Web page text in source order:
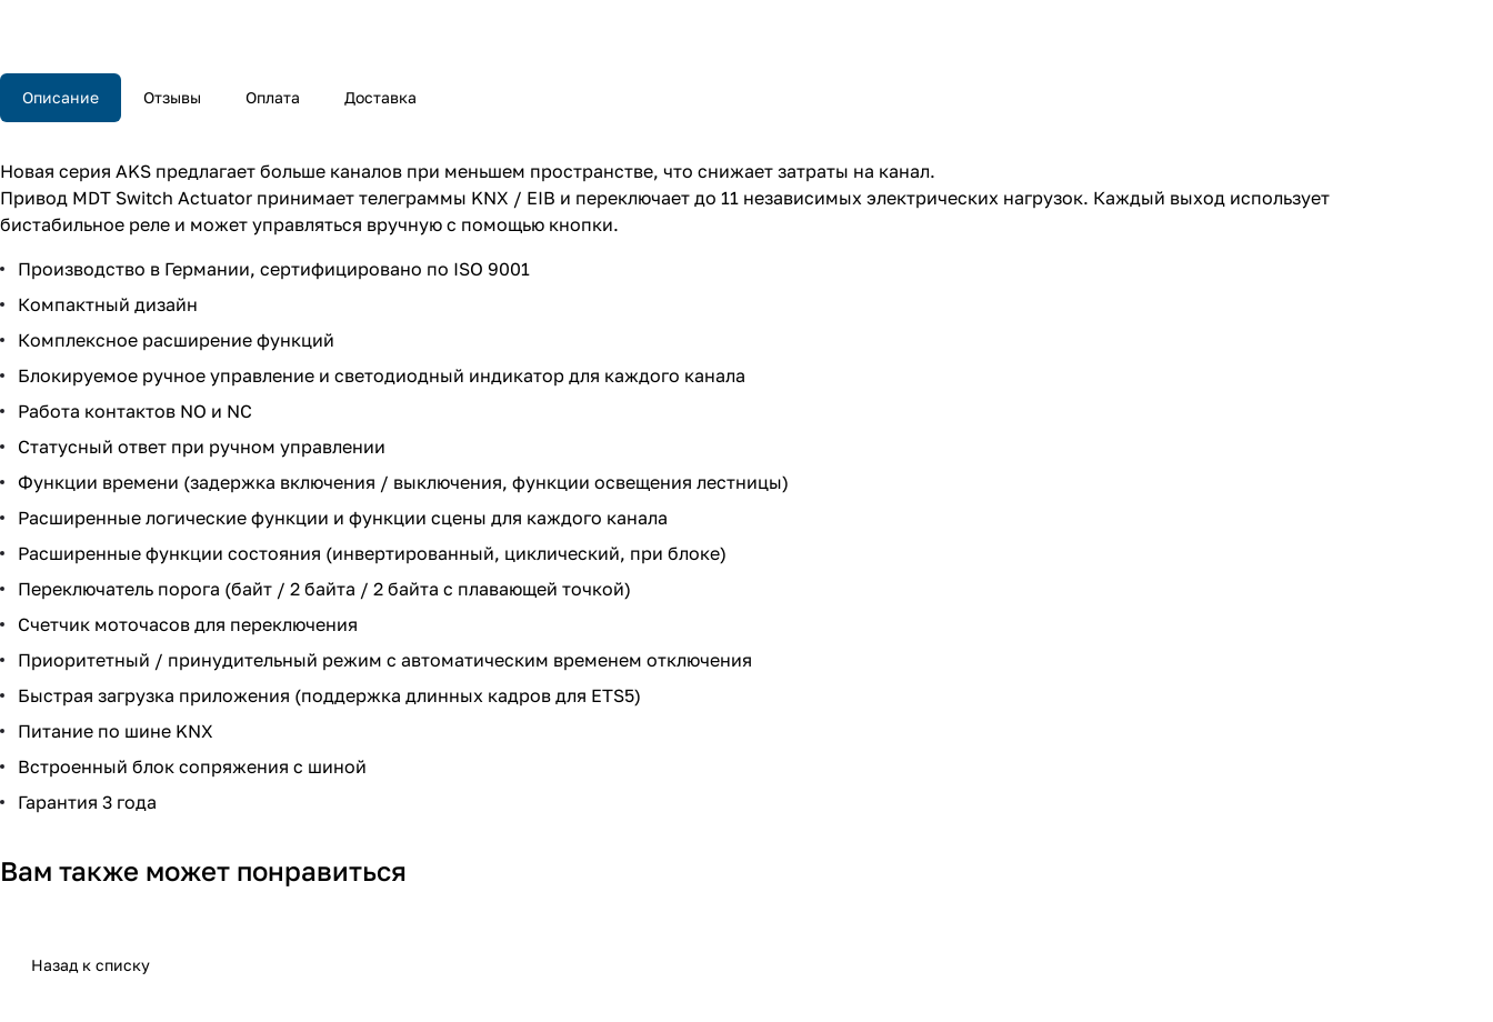
Описание Отзывы Оплата Доставка
Новая серия AKS предлагает больше каналов при меньшем пространстве, что снижает затраты на канал.
Привод MDT Switch Actuator принимает телеграммы KNX / EIB и переключает до 11 независимых электрических нагрузок. Каждый выход использует
бистабильное реле и может управляться вручную с помощью кнопки.
Производство в Германии, сертифицировано по ISO 9001
Компактный дизайн
Комплексное расширение функций
Блокируемое ручное управление и светодиодный индикатор для каждого канала
Работа контактов NO и NC
Статусный ответ при ручном управлении
Функции времени (задержка включения / выключения, функции освещения лестницы)
Расширенные логические функции и функции сцены для каждого канала
Расширенные функции состояния (инвертированный, циклический, при блоке)
Переключатель порога (байт / 2 байта / 2 байта с плавающей точкой)
Счетчик моточасов для переключения
Приоритетный / принудительный режим с автоматическим временем отключения
Быстрая загрузка приложения (поддержка длинных кадров для ETS5)
Питание по шине KNX
Встроенный блок сопряжения с шиной
Гарантия 3 года
Вам также может понравиться
Назад к списку